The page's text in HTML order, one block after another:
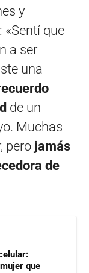
y
que
a ser
una
de un
Muchas
pero jamás
de
que